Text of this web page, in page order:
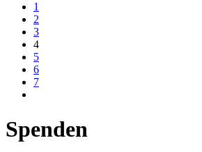
1
2
3
4
5
6
7
Spenden